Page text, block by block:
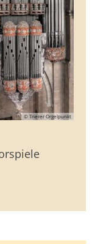
© Trierer Orgelpunkt